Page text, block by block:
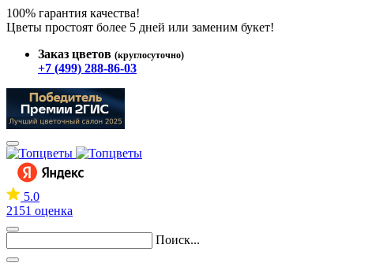
100% гарантия качества!
Цветы простоят более 5 дней или заменим букет!
Заказ цветов (круглосуточно)
+7 (499) 288-86-03
5.0
2151 оценка
Поиск...